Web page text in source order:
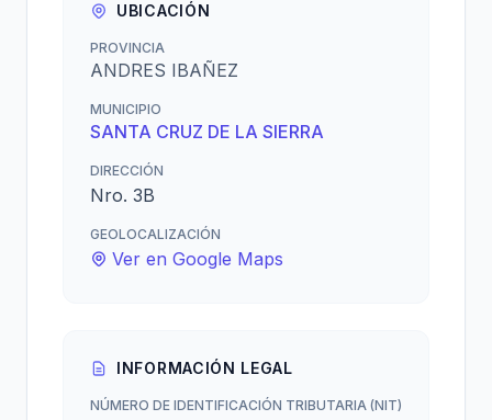
UBICACIÓN
PROVINCIA
ANDRES IBAÑEZ
MUNICIPIO
SANTA CRUZ DE LA SIERRA
DIRECCIÓN
Nro. 3B
GEOLOCALIZACIÓN
Ver en Google Maps
INFORMACIÓN LEGAL
NÚMERO DE IDENTIFICACIÓN TRIBUTARIA (NIT)